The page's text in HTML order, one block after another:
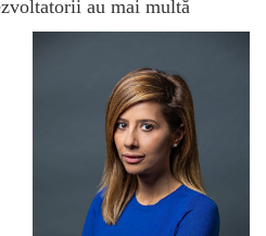
au mai multă